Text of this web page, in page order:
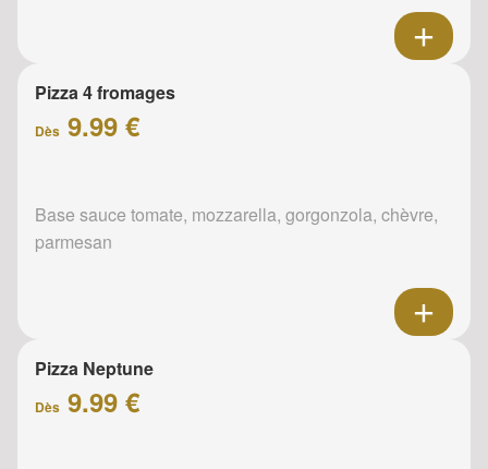
Pizza 4 fromages
Dès 9.99 €
Base sauce tomate, mozzarella, gorgonzola, chèvre,
parmesan
Pizza Neptune
Dès 9.99 €